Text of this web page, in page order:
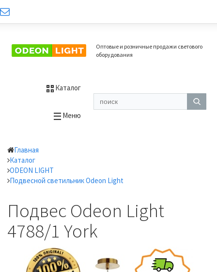
Оптовые и розничные продажи светового
оборудования
Каталог
Меню
Главная
Каталог
ODEON LIGHT
Подвесной светильник Odeon Light
Подвес Odeon Light
4788/1 York